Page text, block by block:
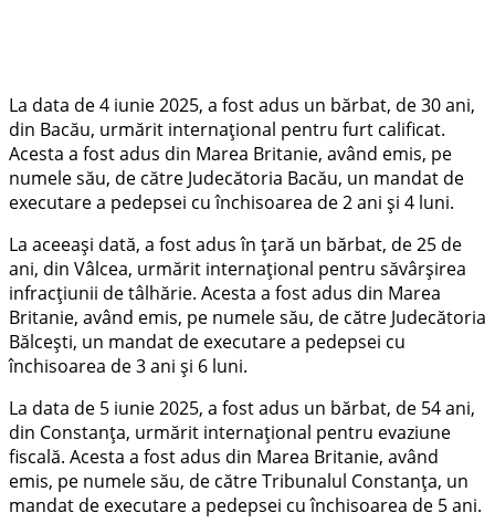
La data de 4 iunie 2025, a fost adus un bărbat, de 30 ani,
din Bacău, urmărit internațional pentru furt calificat.
Acesta a fost adus din Marea Britanie, având emis, pe
numele său, de către Judecătoria Bacău, un mandat de
executare a pedepsei cu închisoarea de 2 ani și 4 luni.
La aceeași dată, a fost adus în țară un bărbat, de 25 de
ani, din Vâlcea, urmărit internațional pentru săvârșirea
infracțiunii de tâlhărie. Acesta a fost adus din Marea
Britanie, având emis, pe numele său, de către Judecătoria
Bălcești, un mandat de executare a pedepsei cu
închisoarea de 3 ani și 6 luni.
La data de 5 iunie 2025, a fost adus un bărbat, de 54 ani,
din Constanța, urmărit internațional pentru evaziune
fiscală. Acesta a fost adus din Marea Britanie, având
emis, pe numele său, de către Tribunalul Constanța, un
mandat de executare a pedepsei cu închisoarea de 5 ani.